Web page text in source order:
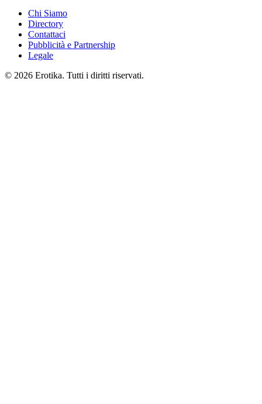
Chi Siamo
Directory
Contattaci
Pubblicità e Partnership
Legale
© 2026 Erotika. Tutti i diritti riservati.